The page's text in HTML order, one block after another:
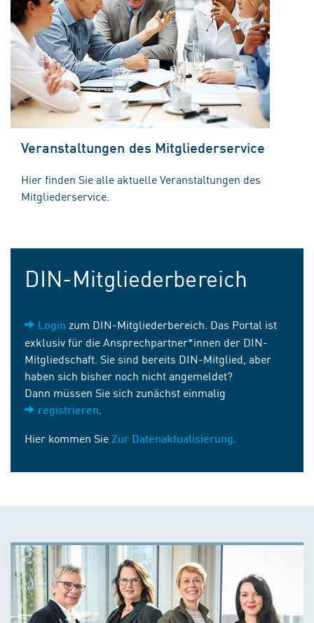
Veranstaltungen des Mitgliederservice
Hier finden Sie alle aktuelle Veranstaltungen des
Mitgliederservice.
DIN-Mitgliederbereich
Login zum DIN-Mitgliederbereich. Das Portal ist
exklusiv für die Ansprechpartner*innen der DIN-
Mitgliedschaft. Sie sind bereits DIN-Mitglied, aber
haben sich bisher noch nicht angemeldet?
Dann müssen Sie sich zunächst einmalig
registrieren
Hier kommen Sie Zur Datenaktualisierung.